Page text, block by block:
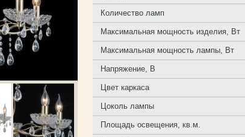
Количество ламп
Максимальная мощность изделия, Вт
Максимальная мощность лампы, Вт
Напряжение, В
Цвет каркаса
Цоколь лампы
Площадь освещения, кв.м.